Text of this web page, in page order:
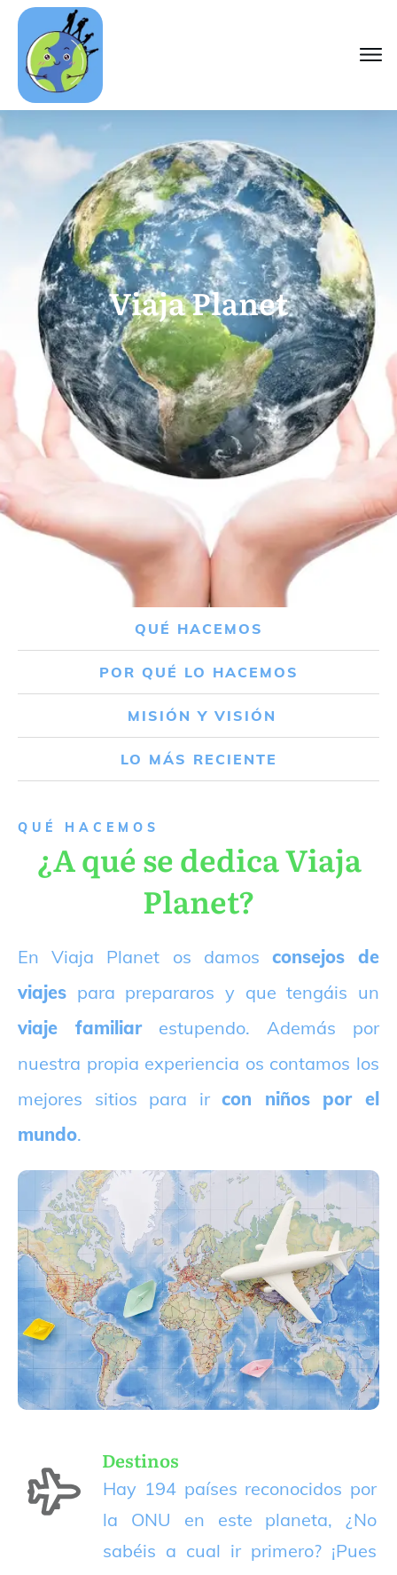
Viaja Planet
QUÉ HACEMOS
POR QUÉ LO HACEMOS
MISIÓN Y VISIÓN
LO MÁS RECIENTE
QUÉ HACEMOS
¿A qué se dedica Viaja
Planet?
En Viaja Planet os damos consejos de
viajes para prepararos y que tengáis un
viaje familiarestupendo. Además por
nuestra propia experiencia os contamos los
mejores sitios para ircon niños por el
mundo.
Destinos
Hay 194 países reconocidos por
la ONU en este planeta, ¿No
sabéis a cual ir primero? ¡Pues